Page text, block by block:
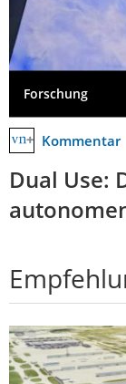
Forschung
Kommentar
Dual Use: